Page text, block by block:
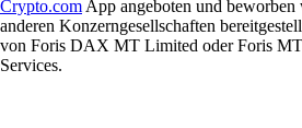
Crypto.com App angeboten und
anderen Konzerngesellschaften
von Foris DAX MT Limited oder Foris
Services.